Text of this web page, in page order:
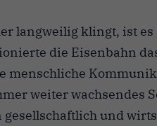
langweilig klingt, ist
die Eisenbahn
menschliche
weiter wachsendes
und